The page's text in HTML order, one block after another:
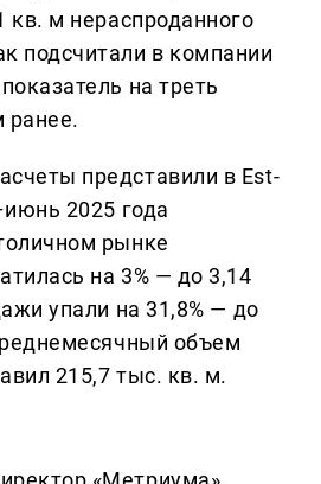
кв. м нераспроданного
подсчитали в компании
на треть
ранее.
представили в Est-
2025 года
рынке
на 3% — до 3,14
упали на 31,8% — до
объем
215,7 тыс. кв. м.